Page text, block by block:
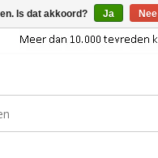
Is dat akkoord? Ja Nee